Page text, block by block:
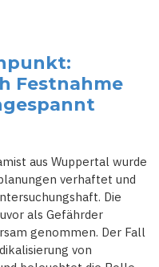
Festnahme
aus Wuppertal wurde
verhaftet und
Die
als Gefährder
genommen. Der Fall
von